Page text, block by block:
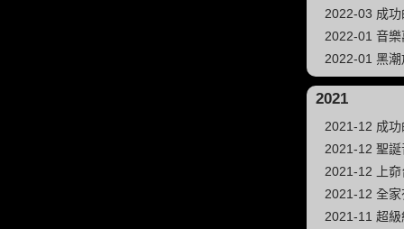
2022-03 成
2022-01 音
2022-01 黑
2021
2021-12 成
2021-12 聖
2021-12 上
2021-12 全
2021-11 超